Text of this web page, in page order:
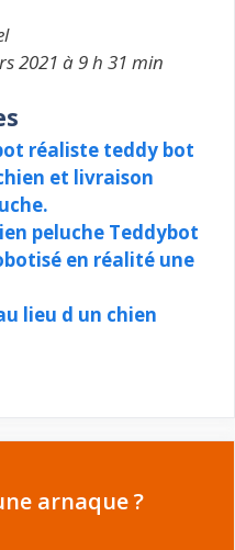
2021 à 9 h 31 min
réaliste teddy bot
et livraison
peluche Teddybot
en réalité une
lieu d un chien
arnaque ?